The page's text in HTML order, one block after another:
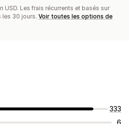
USD. Les frais récurrents et basés sur
les 30 jours. Voir toutes les options de
333